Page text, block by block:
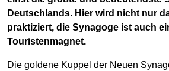
Deutschlands. Hier wird nicht nur
praktiziert, die Synagoge ist auch
Touristenmagnet.
Die goldene Kuppel der Neuen